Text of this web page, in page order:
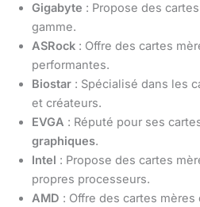
Gigabyte : Propose des
gamme.
ASRock : Offre des cartes
performantes.
Biostar : Spécialisé dans les
et créateurs.
EVGA : Réputé pour ses
graphiques.
Intel : Propose des cartes
propres processeurs.
AMD : Offre des cartes